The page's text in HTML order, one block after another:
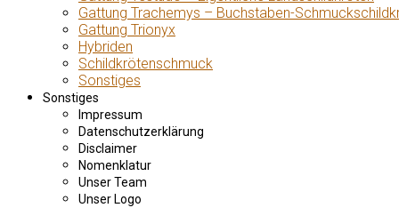
Gattung Trachemys – Buchstaben-
Gattung Trionyx
Hybriden
Schildkrötenschmuck
Sonstiges
Sonstiges
Impressum
Datenschutzerklärung
Disclaimer
Nomenklatur
Unser Team
Unser Logo